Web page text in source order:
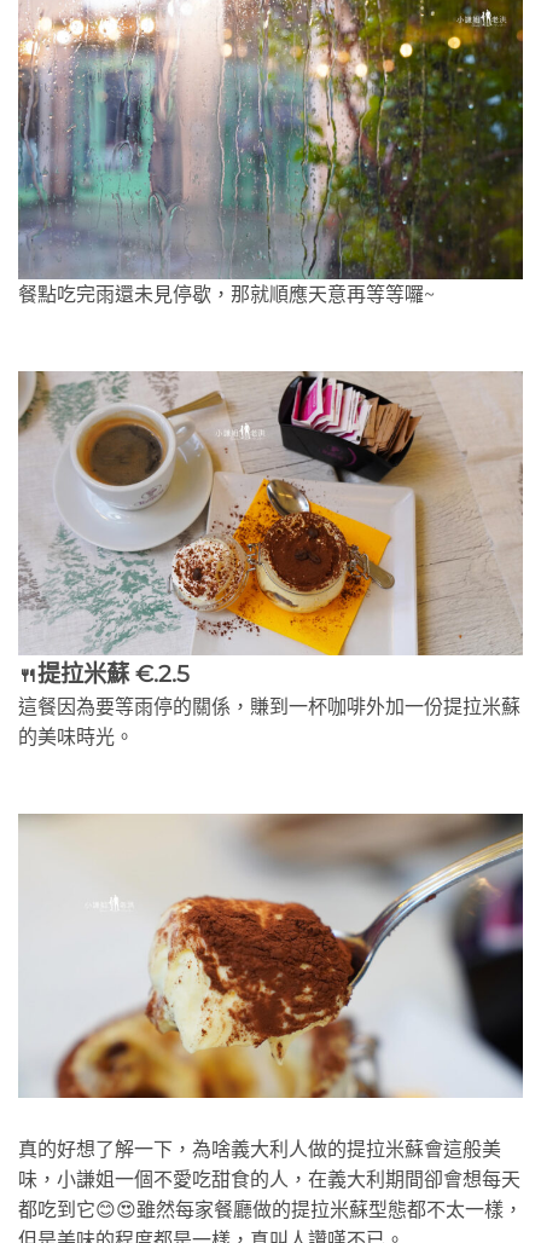
餐點吃完雨還未見停歇，那就順應天意再等等囉~
🍴提拉米蘇 €.2.5
這餐因為要等雨停的關係，賺到一杯咖啡外加一份提拉米蘇
的美味時光。
真的好想了解一下，為啥義大利人做的提拉米蘇會這般美
味，小謙姐一個不愛吃甜食的人，在義大利期間卻會想每天
都吃到它😊😍雖然每家餐廳做的提拉米蘇型態都不太一樣，